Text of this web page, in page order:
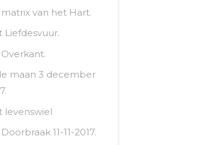
van het Hart.
Liefdesvuur.
maan 3 december
levenswiel
11-11-2017.